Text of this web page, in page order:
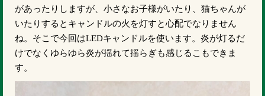
があったりしますが、小さなお子様がいたり、猫ちゃんが
いたりするとキャンドルの火を灯すと心配でなりません
ね。そこで今回はLEDキャンドルを使います。炎が灯るだ
けでなくゆらゆら炎が揺れて揺らぎも感じるこもできま
す。